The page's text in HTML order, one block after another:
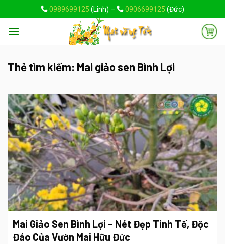
to
content
0989699125 (Linh) – 0906699125 (Đức)
Thẻ tìm kiếm: Mai giảo sen Bình Lợi
Mai Giảo Sen Bình Lợi – Nét Đẹp Tinh Tế, Độc
Đáo Của Vườn Mai Hữu Đức